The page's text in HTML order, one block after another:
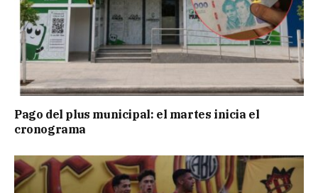
Pago del plus municipal: el martes inicia el
cronograma